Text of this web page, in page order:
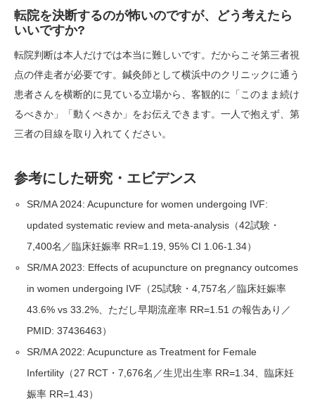
転院を決断するのが怖いのですが、どう考えたら
いいですか?
転院判断は本人だけでは本当に難しいです。だからこそ第三者視
点の伴走者が必要です。鍼灸師として横浜中のクリニックに通う
患者さんを横断的に見ている立場から、客観的に「このまま続け
るべきか」「動くべきか」をお伝えできます。一人で抱えず、第
三者の目線を取り入れてください。
参考にした研究・エビデンス
SR/MA 2024: Acupuncture for women undergoing IVF:
updated systematic review and meta-analysis（42試験・
7,400名／臨床妊娠率 RR=1.19, 95% CI 1.06-1.34）
SR/MA 2023: Effects of acupuncture on pregnancy outcomes
in women undergoing IVF（25試験・4,757名／臨床妊娠率
43.6% vs 33.2%、ただし早期流産率 RR=1.51 の報告あり／
PMID: 37436463）
SR/MA 2022: Acupuncture as Treatment for Female
Infertility（27 RCT・7,676名／生児出生率 RR=1.34、臨床妊
娠率 RR=1.43）